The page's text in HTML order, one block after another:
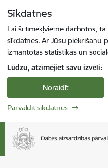
Sīkdatnes
Lai šī tīmekļvietne darbotos,
sīkdatnes. Ar Jūsu piekrišanu
izmantotas statistikas un
Lūdzu, atzīmējiet savu izvēli:
Noraidīt
Pārvaldīt sīkdatnes